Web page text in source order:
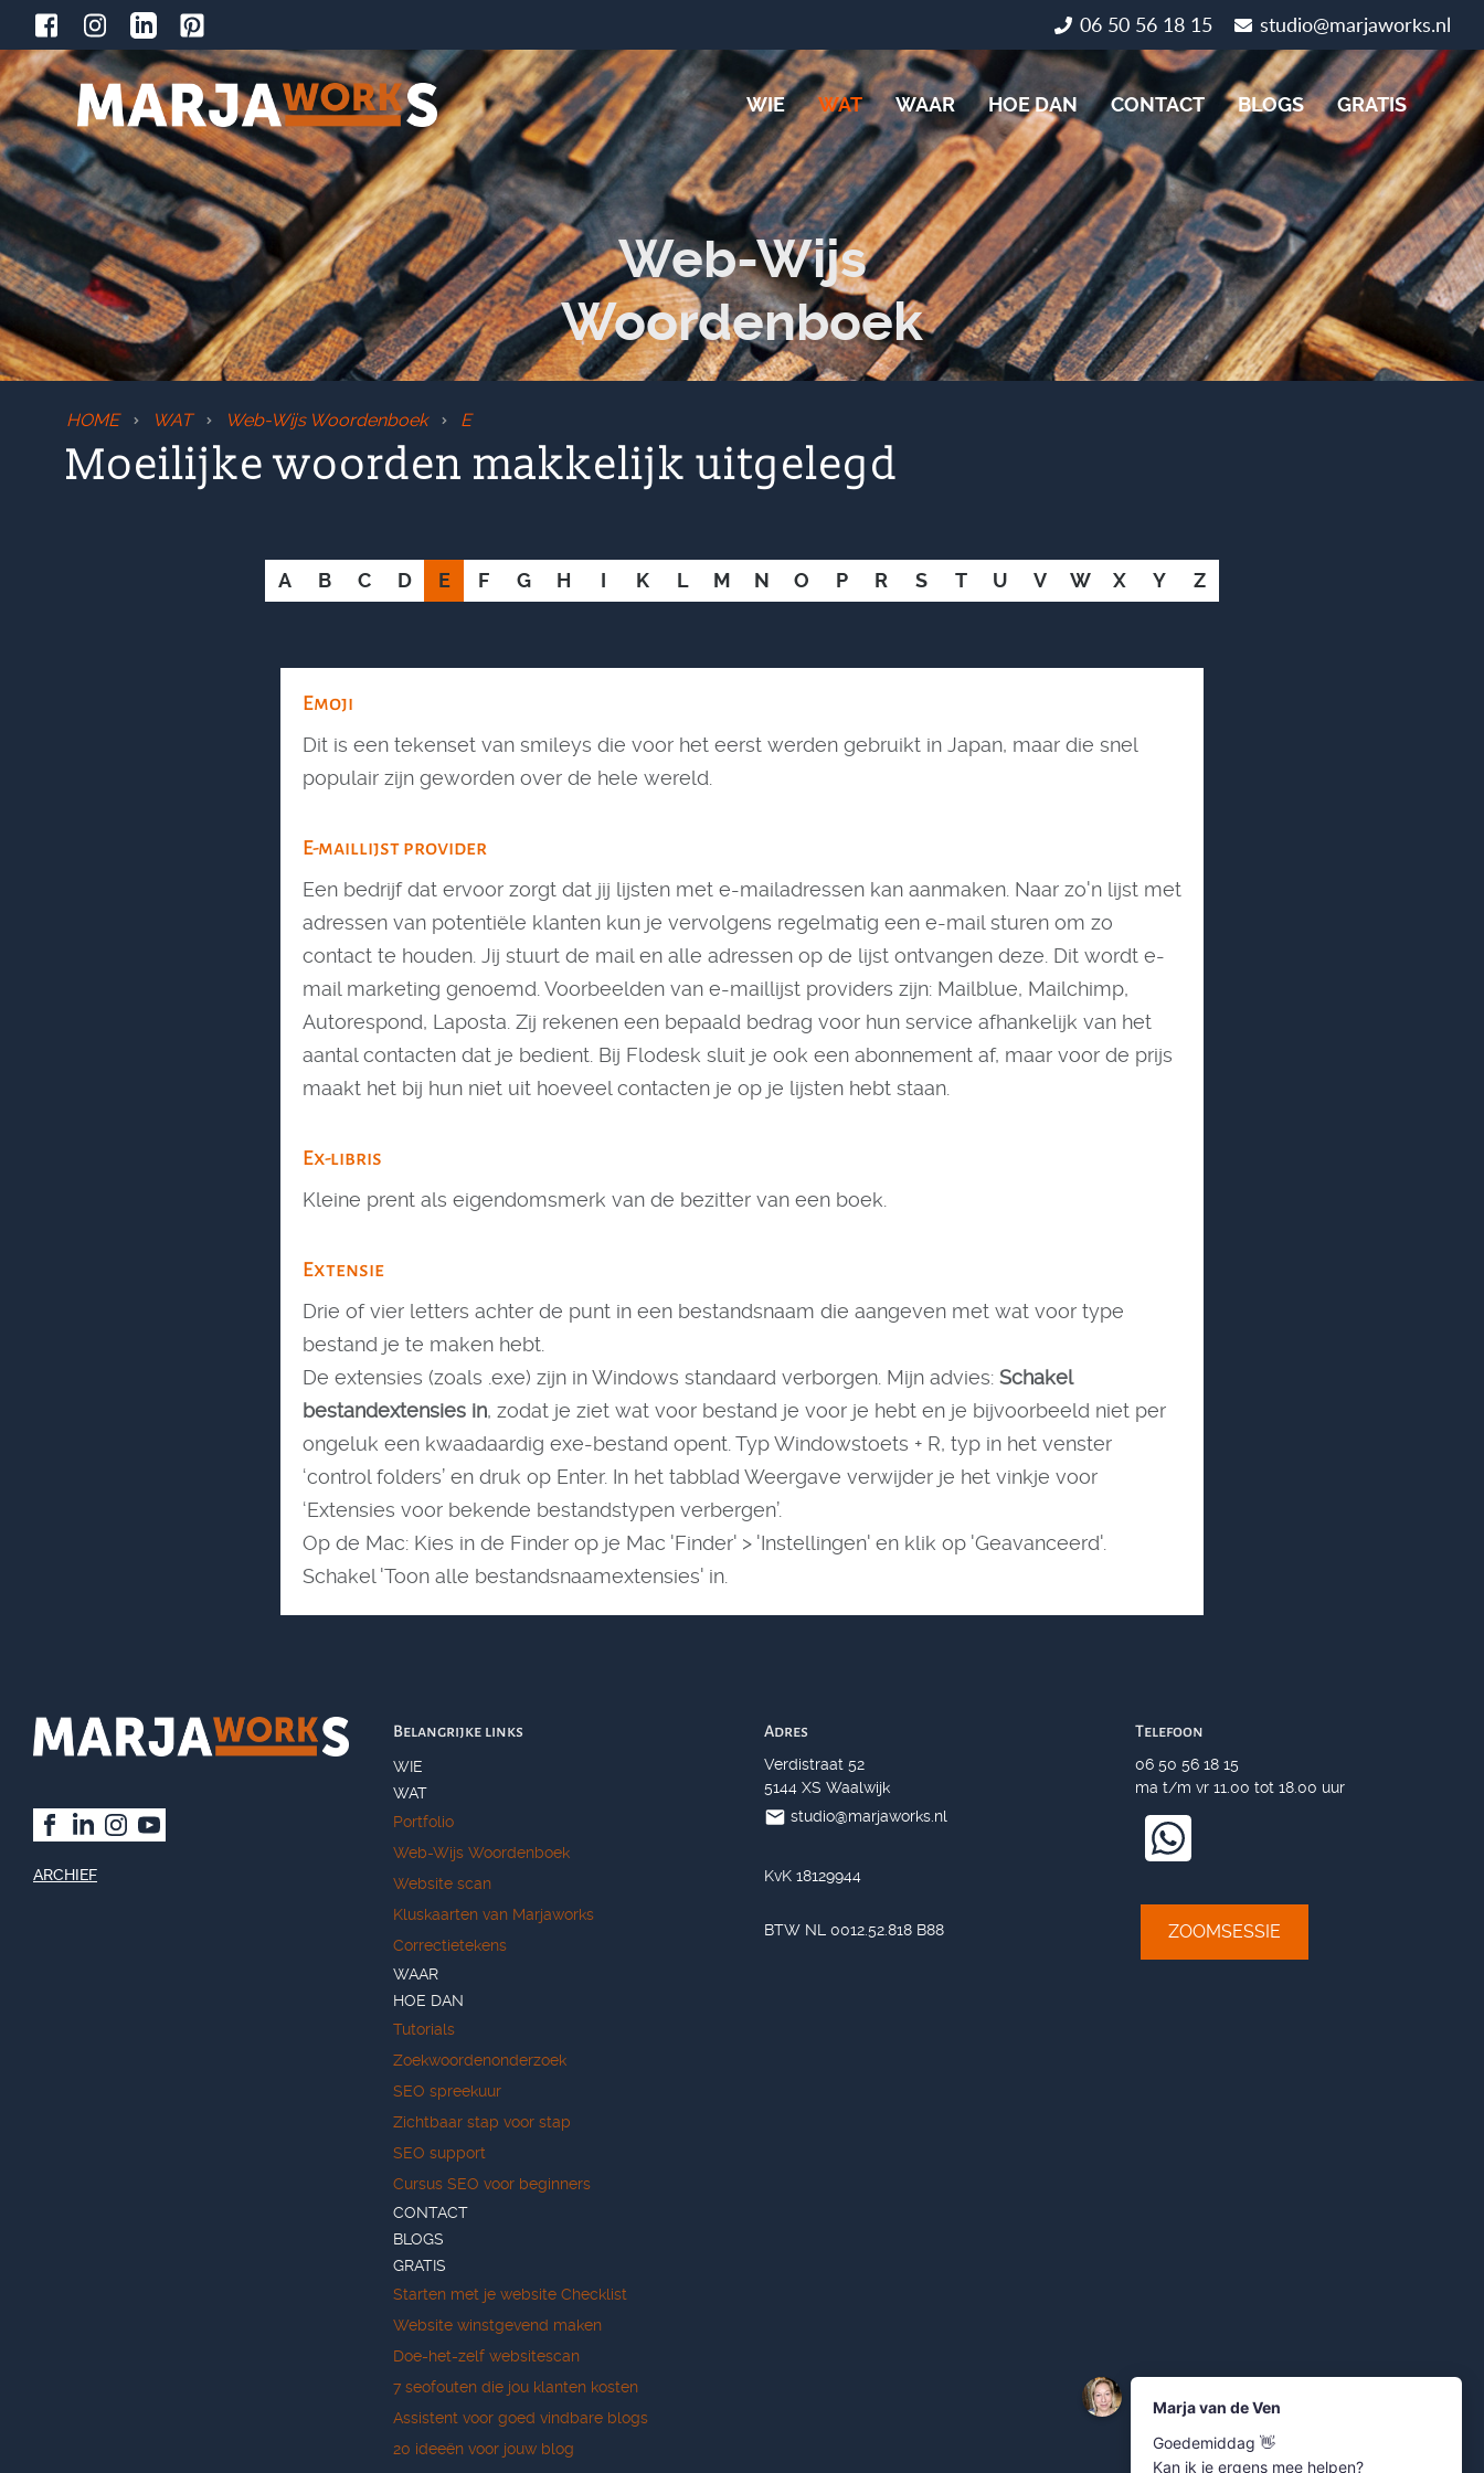
06 50 56 18 15 studio@marjaworks.nl
WIE WAT WAAR HOE DAN CONTACT BLOGS GRATIS
Web-Wijs
Woordenboek
HOME WAT Web-Wijs Woordenboek E
Moeilijke woorden makkelijk uitgelegd
A B C D E F G H I K L M N O P R S T U V W X Y Z
Emoji
Dit is een tekenset van smileys die voor het eerst werden gebruikt in Japan, maar die snel
populair zijn geworden over de hele wereld.
E-maillijst provider
Een bedrijf dat ervoor zorgt dat jij lijsten met e-mailadressen kan aanmaken. Naar zo'n lijst met
adressen van potentiële klanten kun je vervolgens regelmatig een e-mail sturen om zo
contact te houden. Jij stuurt de mail en alle adressen op de lijst ontvangen deze. Dit wordt e-
mail marketing genoemd. Voorbeelden van e-maillijst providers zijn: Mailblue, Mailchimp,
Autorespond, Laposta. Zij rekenen een bepaald bedrag voor hun service afhankelijk van het
aantal contacten dat je bedient. Bij Flodesk sluit je ook een abonnement af, maar voor de prijs
maakt het bij hun niet uit hoeveel contacten je op je lijsten hebt staan.
Ex-libris
Kleine prent als eigendomsmerk van de bezitter van een boek.
Extensie
Drie of vier letters achter de punt in een bestandsnaam die aangeven met wat voor type
bestand je te maken hebt.
De extensies (zoals .exe) zijn in Windows standaard verborgen. Mijn advies: Schakel
bestandextensies in, zodat je ziet wat voor bestand je voor je hebt en je bijvoorbeeld niet per
ongeluk een kwaadaardig exe-bestand opent. Typ Windowstoets + R, typ in het venster
‘control folders’ en druk op Enter. In het tabblad Weergave verwijder je het vinkje voor
‘Extensies voor bekende bestandstypen verbergen’.
Op de Mac: Kies in de Finder op je Mac 'Finder' > 'Instellingen' en klik op 'Geavanceerd'.
Schakel 'Toon alle bestandsnaamextensies' in.
ARCHIEF
Belangrijke links
WIE
WAT
Portfolio
Web-Wijs Woordenboek
Website scan
Kluskaarten van Marjaworks
Correctietekens
WAAR
HOE DAN
Tutorials
Zoekwoordenonderzoek
SEO spreekuur
Zichtbaar stap voor stap
SEO support
Cursus SEO voor beginners
CONTACT
BLOGS
GRATIS
Starten met je website Checklist
Website winstgevend maken
Doe-het-zelf websitescan
7 seofouten die jou klanten kosten
Assistent voor goed vindbare blogs
20 ideeën voor jouw blog
Adres
Verdistraat 52
5144 XS Waalwijk
studio@marjaworks.nl
KvK 18129944
BTW NL 0012.52.818 B88
Telefoon
06 50 56 18 15
ma t/m vr 11.00 tot 18.00 uur
ZOOMSESSIE